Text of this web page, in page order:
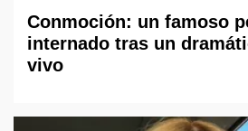
Conmoción: un famoso
internado tras un
vivo